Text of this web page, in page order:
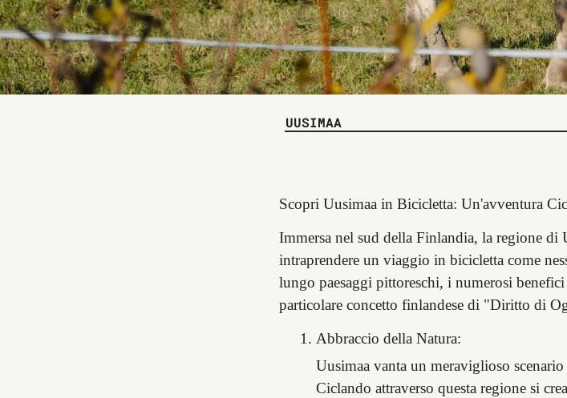
UUSIMAA
Scopri Uusimaa in Bicicletta: Un'avventura
Immersa nel sud della Finlandia, la regione
intraprendere un viaggio in bicicletta come
lungo paesaggi pittoreschi, i numerosi
particolare concetto finlandese di "Diritto di
Abbraccio della Natura:
Uusimaa vanta un meraviglioso
Ciclando attraverso questa regione si